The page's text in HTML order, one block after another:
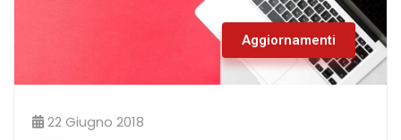
Aggiornamenti
22 Giugno 2018